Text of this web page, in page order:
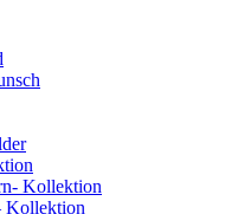
Kollektion
Kollektion